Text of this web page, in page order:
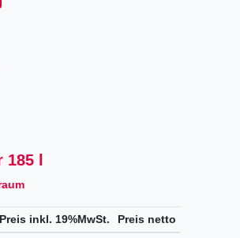
l
Preis inkl. 19%MwSt. Preis netto